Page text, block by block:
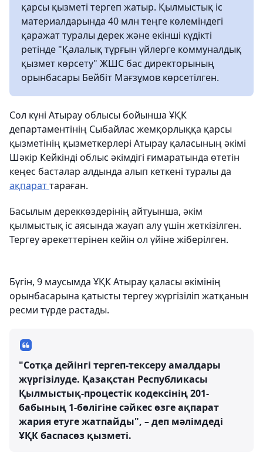
қарсы қызметі тергеп жатыр. Қылмыстық іс
материалдарында 40 млн теңге көлеміндегі
қаражат туралы дерек және екінші күдікті
ретінде "Қалалық тұрғын үйлерге коммуналдық
қызмет көрсету" ЖШС бас директорының
орынбасары Бейбіт Мағзұмов көрсетілген.
Сол күні Атырау облысы бойынша ҰҚК
департаментінің Сыбайлас жемқорлыққа қарсы
қызметінің қызметкерлері Атырау қаласының әкімі
Шәкір Кейкінді облыс әкімдігі ғимаратында өтетін
кеңес басталар алдында алып кеткені туралы да
ақпараттараған.
Басылым дереккөздерінің айтуынша, әкім
қылмыстық іс аясында жауап алу үшін жеткізілген.
Тергеу әрекеттерінен кейін ол үйіне жіберілген.
Бүгін, 9 маусымда ҰҚК Атырау қаласы әкімінің
орынбасарына қатысты тергеу жүргізіліп жатқанын
ресми түрде растады.
"Сотқа дейінгі тергеп-тексеру амалдары
жүргізілуде. Қазақстан Республикасы
Қылмыстық-процестік кодексінің 201-
бабының 1-бөлігіне сәйкес өзге ақпарат
жария етуге жатпайды", – деп мәлімдеді
ҰҚК баспасөз қызметі.